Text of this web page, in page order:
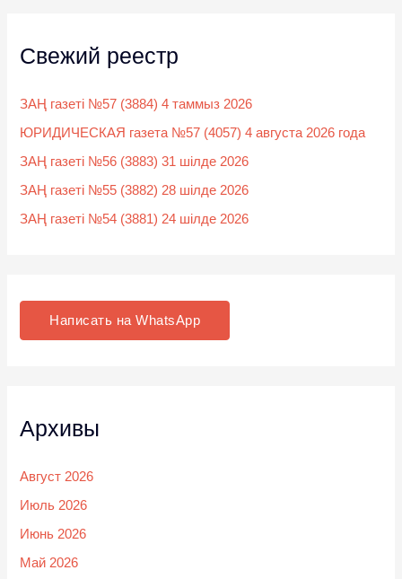
Свежий реестр
ЗАҢ газеті №57 (3884) 4 таммыз 2026
ЮРИДИЧЕСКАЯ газета №57 (4057) 4 августа 2026 года
ЗАҢ газеті №56 (3883) 31 шілде 2026
ЗАҢ газеті №55 (3882) 28 шілде 2026
ЗАҢ газеті №54 (3881) 24 шілде 2026
Написать на WhatsApp
Архивы
Август 2026
Июль 2026
Июнь 2026
Май 2026